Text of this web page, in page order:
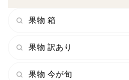
果物 箱
果物 訳あり
果物 今が旬